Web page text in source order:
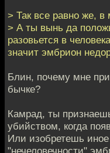
> Так все равно же, в
> А ты вынь да
разовьется в
значит эмбрион
Блин, почему мне
бычке?
Камрад, ты
убийством, когда
Или изобретешь иное
"нечеловечности"